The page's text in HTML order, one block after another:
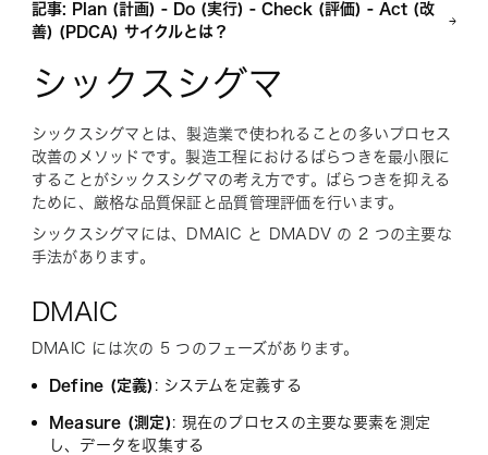
記事: Plan (計画) - Do (実行) - Check (評価) - Act (改
善) (PDCA) サイクルとは？
シックスシグマ
シックスシグマとは、製造業で使われることの多いプロセス
改善のメソッドです。製造工程におけるばらつきを最小限に
することがシックスシグマの考え方です。ばらつきを抑える
ために、厳格な品質保証と品質管理評価を行います。
シックスシグマには、DMAIC と DMADV の 2 つの主要な
手法があります。
DMAIC
DMAIC には次の 5 つのフェーズがあります。
Define (定義) : システムを定義する
Measure (測定) : 現在のプロセスの主要な要素を測定
し、データを収集する